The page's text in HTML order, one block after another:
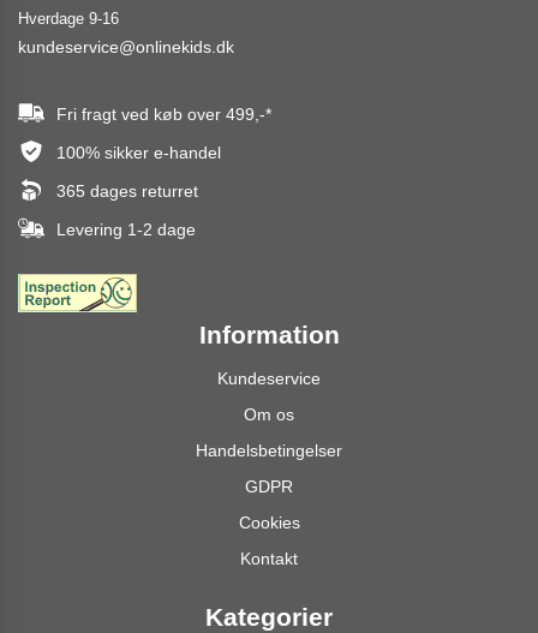
Hverdage 9-16
kundeservice@onlinekids.dk
Fri fragt ved køb over 499,-*
100% sikker e-handel
365 dages returret
Levering 1-2 dage
Information
Kundeservice
Om os
Handelsbetingelser
GDPR
Cookies
Kontakt
Kategorier